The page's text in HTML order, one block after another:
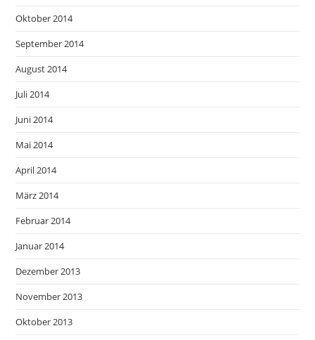
Oktober 2014
September 2014
August 2014
Juli 2014
Juni 2014
Mai 2014
April 2014
März 2014
Februar 2014
Januar 2014
Dezember 2013
November 2013
Oktober 2013